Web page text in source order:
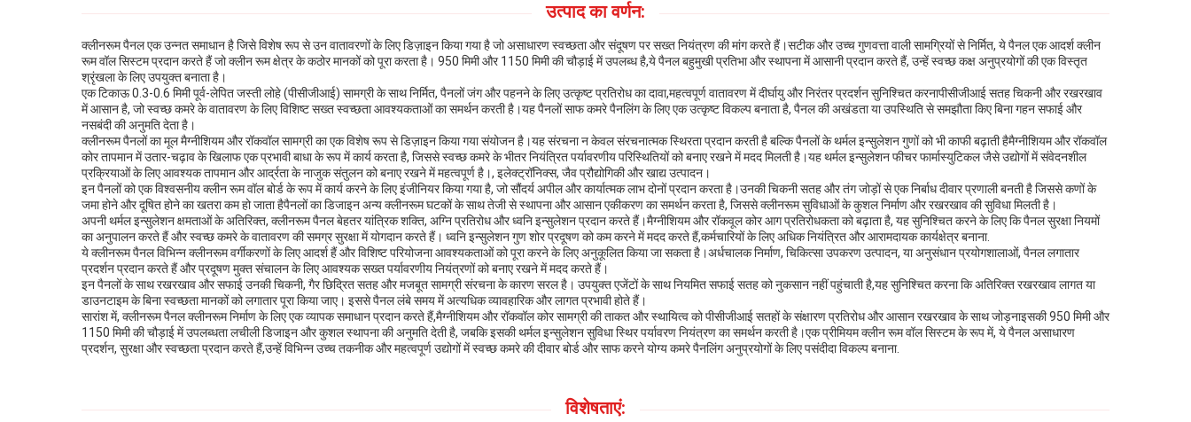
उत्पाद का वर्णन:
क्लीनरूम पैनल एक उन्नत समाधान है जिसे विशेष रूप से उन वातावरणों के लिए डिज़ाइन किया गया है जो असाधारण स्वच्छता और संदूषण पर सख्त नियंत्रण की मांग करते हैं।सटीक और उच्च गुणवत्ता वाली सामग्रियों से निर्मित, ये पैनल एक आदर्श क्लीन
रूम वॉल सिस्टम प्रदान करते हैं जो क्लीन रूम क्षेत्र के कठोर मानकों को पूरा करता है। 950 मिमी और 1150 मिमी की चौड़ाई में उपलब्ध है,ये पैनल बहुमुखी प्रतिभा और स्थापना में आसानी प्रदान करते हैं, उन्हें स्वच्छ कक्ष अनुप्रयोगों की एक विस्तृत
श्रृंखला के लिए उपयुक्त बनाता है।
एक टिकाऊ 0.3-0.6 मिमी पूर्व-लेपित जस्ती लोहे (पीसीजीआई) सामग्री के साथ निर्मित, पैनलों जंग और पहनने के लिए उत्कृष्ट प्रतिरोध का दावा,महत्वपूर्ण वातावरण में दीर्घायु और निरंतर प्रदर्शन सुनिश्चित करनापीसीजीआई सतह चिकनी और रखरखाव
में आसान है, जो स्वच्छ कमरे के वातावरण के लिए विशिष्ट सख्त स्वच्छता आवश्यकताओं का समर्थन करती है।यह पैनलों साफ कमरे पैनलिंग के लिए एक उत्कृष्ट विकल्प बनाता है, पैनल की अखंडता या उपस्थिति से समझौता किए बिना गहन सफाई और
नसबंदी की अनुमति देता है।
क्लीनरूम पैनलों का मूल मैग्नीशियम और रॉकवॉल सामग्री का एक विशेष रूप से डिज़ाइन किया गया संयोजन है।यह संरचना न केवल संरचनात्मक स्थिरता प्रदान करती है बल्कि पैनलों के थर्मल इन्सुलेशन गुणों को भी काफी बढ़ाती हैमैग्नीशियम और रॉकवॉल
कोर तापमान में उतार-चढ़ाव के खिलाफ एक प्रभावी बाधा के रूप में कार्य करता है, जिससे स्वच्छ कमरे के भीतर नियंत्रित पर्यावरणीय परिस्थितियों को बनाए रखने में मदद मिलती है।यह थर्मल इन्सुलेशन फीचर फार्मास्युटिकल जैसे उद्योगों में संवेदनशील
प्रक्रियाओं के लिए आवश्यक तापमान और आर्द्रता के नाजुक संतुलन को बनाए रखने में महत्वपूर्ण है।, इलेक्ट्रॉनिक्स, जैव प्रौद्योगिकी और खाद्य उत्पादन।
इन पैनलों को एक विश्वसनीय क्लीन रूम वॉल बोर्ड के रूप में कार्य करने के लिए इंजीनियर किया गया है, जो सौंदर्य अपील और कार्यात्मक लाभ दोनों प्रदान करता है।उनकी चिकनी सतह और तंग जोड़ों से एक निर्बाध दीवार प्रणाली बनती है जिससे कणों के
जमा होने और दूषित होने का खतरा कम हो जाता हैपैनलों का डिजाइन अन्य क्लीनरूम घटकों के साथ तेजी से स्थापना और आसान एकीकरण का समर्थन करता है, जिससे क्लीनरूम सुविधाओं के कुशल निर्माण और रखरखाव की सुविधा मिलती है।
अपनी थर्मल इन्सुलेशन क्षमताओं के अतिरिक्त, क्लीनरूम पैनल बेहतर यांत्रिक शक्ति, अग्नि प्रतिरोध और ध्वनि इन्सुलेशन प्रदान करते हैं।मैग्नीशियम और रॉकवूल कोर आग प्रतिरोधकता को बढ़ाता है, यह सुनिश्चित करने के लिए कि पैनल सुरक्षा नियमों
का अनुपालन करते हैं और स्वच्छ कमरे के वातावरण की समग्र सुरक्षा में योगदान करते हैं। ध्वनि इन्सुलेशन गुण शोर प्रदूषण को कम करने में मदद करते हैं,कर्मचारियों के लिए अधिक नियंत्रित और आरामदायक कार्यक्षेत्र बनाना.
ये क्लीनरूम पैनल विभिन्न क्लीनरूम वर्गीकरणों के लिए आदर्श हैं और विशिष्ट परियोजना आवश्यकताओं को पूरा करने के लिए अनुकूलित किया जा सकता है।अर्धचालक निर्माण, चिकित्सा उपकरण उत्पादन, या अनुसंधान प्रयोगशालाओं, पैनल लगातार
प्रदर्शन प्रदान करते हैं और प्रदूषण मुक्त संचालन के लिए आवश्यक सख्त पर्यावरणीय नियंत्रणों को बनाए रखने में मदद करते हैं।
इन पैनलों के साथ रखरखाव और सफाई उनकी चिकनी, गैर छिद्रित सतह और मजबूत सामग्री संरचना के कारण सरल है। उपयुक्त एजेंटों के साथ नियमित सफाई सतह को नुकसान नहीं पहुंचाती है,यह सुनिश्चित करना कि अतिरिक्त रखरखाव लागत या
डाउनटाइम के बिना स्वच्छता मानकों को लगातार पूरा किया जाए। इससे पैनल लंबे समय में अत्यधिक व्यावहारिक और लागत प्रभावी होते हैं।
सारांश में, क्लीनरूम पैनल क्लीनरूम निर्माण के लिए एक व्यापक समाधान प्रदान करते हैं,मैग्नीशियम और रॉकवॉल कोर सामग्री की ताकत और स्थायित्व को पीसीजीआई सतहों के संक्षारण प्रतिरोध और आसान रखरखाव के साथ जोड़नाइसकी 950 मिमी और
1150 मिमी की चौड़ाई में उपलब्धता लचीली डिजाइन और कुशल स्थापना की अनुमति देती है, जबकि इसकी थर्मल इन्सुलेशन सुविधा स्थिर पर्यावरण नियंत्रण का समर्थन करती है।एक प्रीमियम क्लीन रूम वॉल सिस्टम के रूप में, ये पैनल असाधारण
प्रदर्शन, सुरक्षा और स्वच्छता प्रदान करते हैं,उन्हें विभिन्न उच्च तकनीक और महत्वपूर्ण उद्योगों में स्वच्छ कमरे की दीवार बोर्ड और साफ करने योग्य कमरे पैनलिंग अनुप्रयोगों के लिए पसंदीदा विकल्प बनाना.
विशेषताएं: